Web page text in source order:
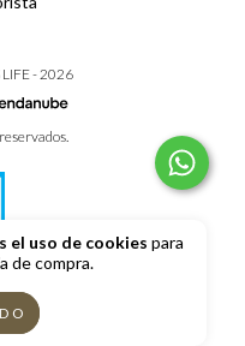
el uso de cookies para
de compra.
- 2026
reclamos